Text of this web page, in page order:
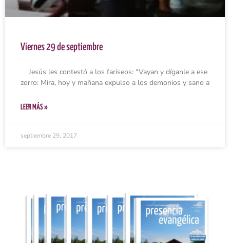
Viernes 29 de septiembre
Jesús les contestó a los fariseos: “Vayan y díganle a ese
zorro: Mira, hoy y mañana expulso a los demonios y sano a
LEER MÁS »
septiembre 29, 2017